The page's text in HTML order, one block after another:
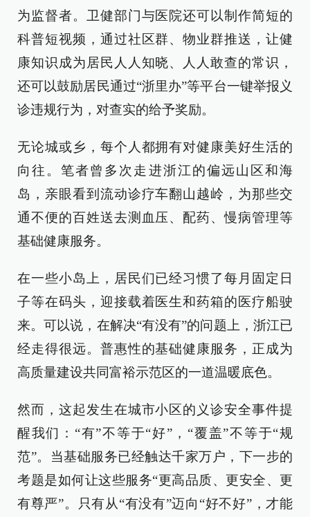
为监督者。卫健部门与医院还可以制作简短的
科普短视频，通过社区群、物业群推送，让健
康知识成为居民人人知晓、人人敢查的常识，
还可以鼓励居民通过“浙里办”等平台一键举报义
诊违规行为，对查实的给予奖励。
无论城或乡，每个人都拥有对健康美好生活的
向往。笔者曾多次走进浙江的偏远山区和海
岛，亲眼看到流动诊疗车翻山越岭，为那些交
通不便的百姓送去测血压、配药、慢病管理等
基础健康服务。
在一些小岛上，居民们已经习惯了每月固定日
子等在码头，迎接载着医生和药箱的医疗船驶
来。可以说，在解决“有没有”的问题上，浙江已
经走得很远。普惠性的基础健康服务，正成为
高质量建设共同富裕示范区的一道温暖底色。
然而，这起发生在城市小区的义诊安全事件提
醒我们：“有”不等于“好”，“覆盖”不等于“规
范”。当基础服务已经触达千家万户，下一步的
考题是如何让这些服务“更高品质、更安全、更
有尊严”。只有从“有没有”迈向“好不好”，才能